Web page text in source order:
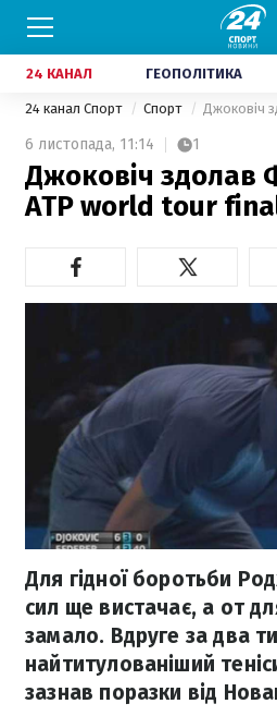
24 КАНАЛ ГЕОПОЛІТИКА
24 канал Спорт Спорт
6 листопада, 11:14 1
Джоковіч здолав
АTP world tour
Для гідної боротьби
сил ще вистачає, а от
замало. Вдруге за два
найтитулованіший
зазнав поразки від